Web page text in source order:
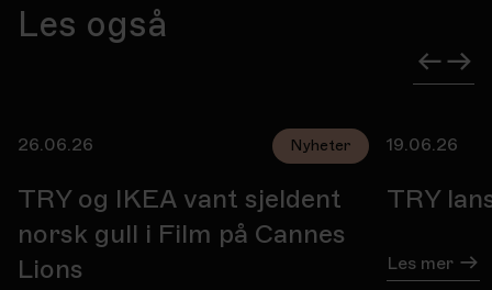
Les også
26.06.26 Nyheter
TRY og IKEA vant sjeldent
norsk gull i Film på Cannes
Lions
19.06.26
TRY
Les mer